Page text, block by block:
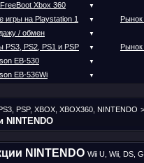
Xbox 360 ▼
игры на Playstation 1
▼
Рынок
/ обмен
▼
PS2, PS1 и PSP
▼
Рынок
EB-530
▼
EB-536Wi
▼
PSP, XBOX, XBOX360, NINTENDO >
NINTENDO
NINTENDO Wii U, Wii, DS,